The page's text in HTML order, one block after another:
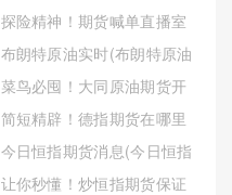
探险精神！期货喊单直播室
布朗特原油实时(布朗特原油
菜鸟必囤！大同原油期货开
平台)
简短精辟！德指期货在哪里
会）
今日恒指期货消息(今日恒指
让你秒懂！炒恒指期货保证